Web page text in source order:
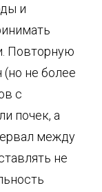
и
Повторную
не более
с
почек, а
между
не